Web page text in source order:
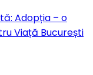
Adopția – o
Viață București